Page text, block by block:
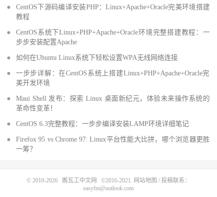
CentOS下源码编译安装PHP：Linux+Apache+Oracle完美环境搭建
教程
CentOS系统下Linux+PHP+Apache+Oracle环境完整搭建教程：一
步步安装配置Apache
如何在Ubuntu Linux系统下轻松设置WPA无线网络连接
一步步详解：在CentOS系统上搭建Linux+PHP+Apache+Oracle完
美开发环境
Maui Shell 发布：探索 Linux 桌面新纪元，体验未来操作系统的
革命性变革！
CentOS 6.3完整教程：一步步编译安装LAMP环境详细笔记
Firefox 95 vs Chrome 97: Linux平台性能大比拼，哪个浏览器更胜
一筹？
© 2010-2026 搬瓦工中文网 ©2016-2021. 网站地图 / 投稿联系：
easyfm@outlook.com